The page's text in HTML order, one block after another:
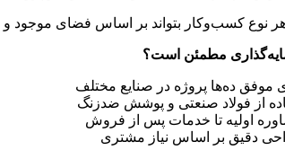
نوع کسب‌وکار بتواند بر اساس فضای موجود و
مطمئن است؟
موفق ده‌ها پروژه در صنایع مختلف
از فولاد صنعتی و پوشش ضدزنگ
اولیه تا خدمات پس از فروش
دقیق بر اساس نیاز مشتری